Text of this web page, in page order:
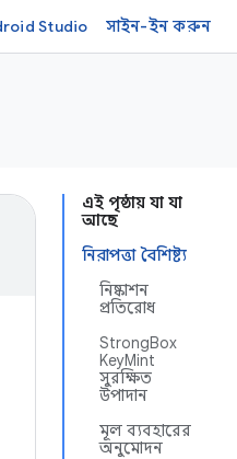
Studio সাইন-ইন করুন
এই পৃষ্ঠায় যা যা
আছে
নিরাপত্তা বৈশিষ্ট্য
নিষ্কাশন
প্রতিরোধ
StrongBox
KeyMint
সুরক্ষিত
উপাদান
মূল ব্যবহারের
অনুমোদন